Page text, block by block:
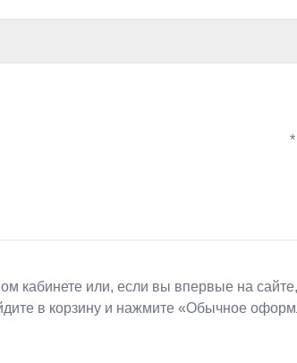
*
кабинете или, если вы впервые на
в корзину и нажмите «Обычное